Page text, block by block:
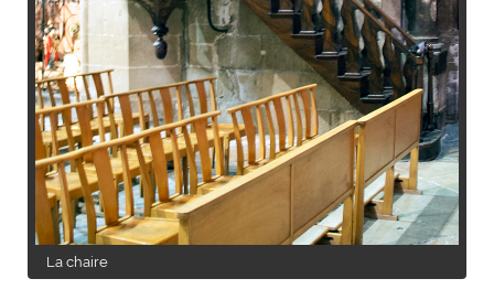
La chaire